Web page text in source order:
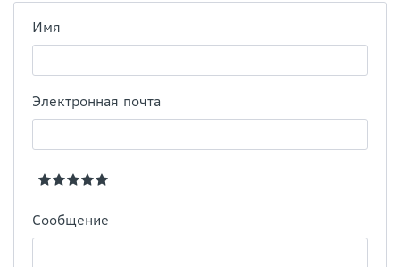
Имя
Электронная почта
Сообщение